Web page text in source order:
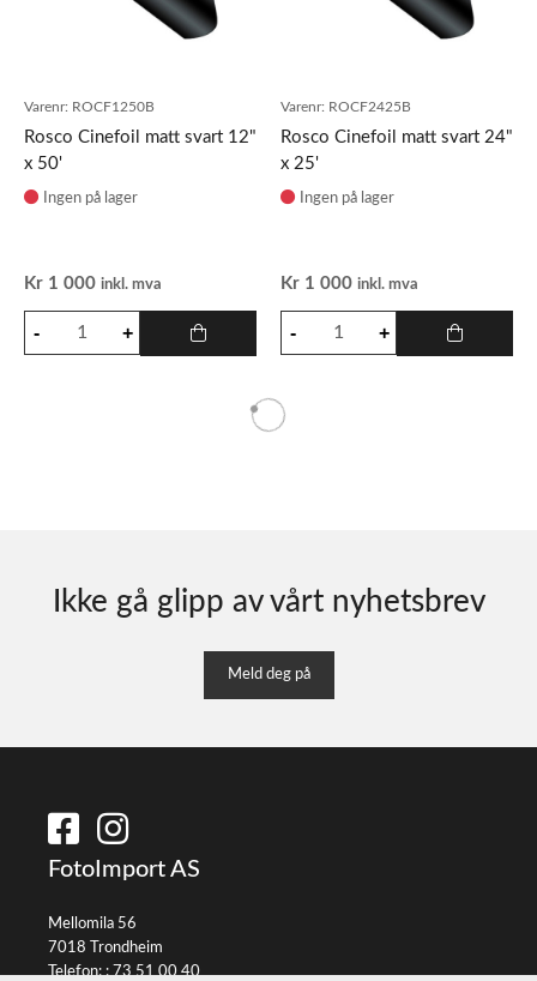
Varenr: ROCF1250B
Rosco Cinefoil matt svart 12"
x 50'
Ingen på lager
Kr 1 000 inkl. mva
Varenr: ROCF2425B
Rosco Cinefoil matt svart 24"
x 25'
Ingen på lager
Kr 1 000 inkl. mva
Ikke gå glipp av vårt nyhetsbrev
Meld deg på
FotoImport AS
Mellomila 56
7018 Trondheim
Telefon: :73 51 00 40